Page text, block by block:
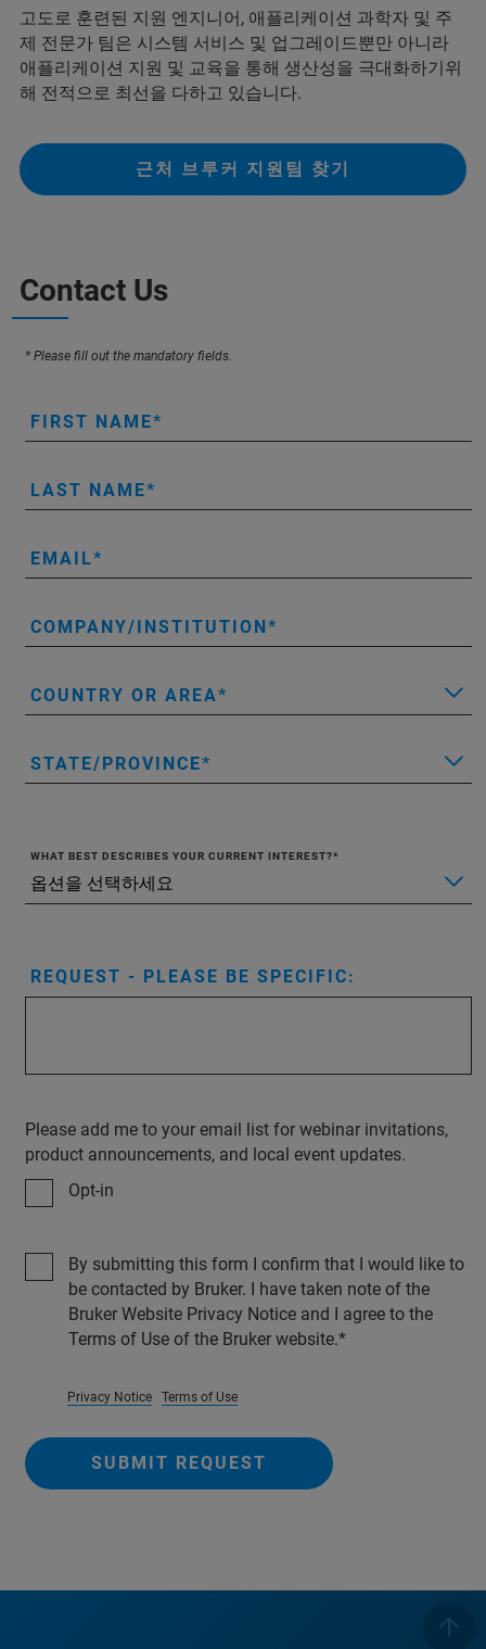
고도로 훈련된 지원 엔지니어, 애플리케이션 과학자 및 주
제 전문가 팀은 시스템 서비스 및 업그레이드뿐만 아니라
애플리케이션 지원 및 교육을 통해 생산성을 극대화하기위
해 전적으로 최선을 다하고 있습니다.
근처 브루커 지원팀 찾기
Contact Us
* Please fill out the mandatory fields.
FIRST NAME
LAST NAME
EMAIL
COMPANY/INSTITUTION
COUNTRY OR AREA
STATE/PROVINCE
WHAT BEST DESCRIBES YOUR CURRENT INTEREST?
REQUEST - PLEASE BE SPECIFIC:
Please add me to your email list for webinar invitations,
product announcements, and local event updates.
Opt-in
By submitting this form I confirm that I would like to
be contacted by Bruker. I have taken note of the
Bruker Website Privacy Notice and I agree to the
Terms of Use of the Bruker website.
Privacy Notice Terms of Use
SUBMIT REQUEST